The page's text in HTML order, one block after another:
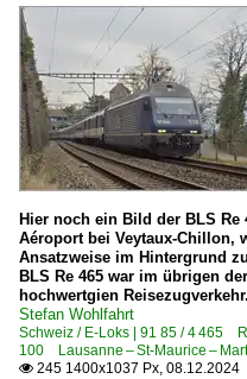
Hier noch ein Bild der BLS Re
Aéroport bei Veytaux-Chillon,
Ansatzweise im Hintergrund
BLS Re 465 war im übrigen
hochwertgien
Stefan Wohlfahrt
Schweiz / E-Loks | 91 85 / 4 465
100 Lausanne – St-Maurice –
 245 1400x1037 Px, 08.12.2024